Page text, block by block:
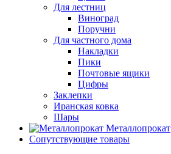
Для лестниц
Виноград
Поручни
Для частного дома
Накладки
Пики
Почтовые ящики
Цифры
Заклепки
Иранская ковка
Шары
Металлопрокат
Сопутствующие товары